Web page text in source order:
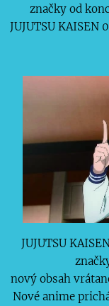
značky od
JUJUTSU
JUJUTSU
nový obsah
Nové anime